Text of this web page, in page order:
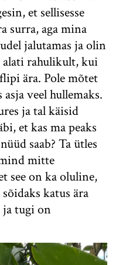
et sellisesse
surra, aga mina
jalutamas ja olin
alati rahulikult, kui
ära. Pole mõtet
veel hullemaks.
ja tal käisid
et kas ma peaks
saab? Ta ütles
mitte
see on ka oluline,
katus ära
ja tugi on